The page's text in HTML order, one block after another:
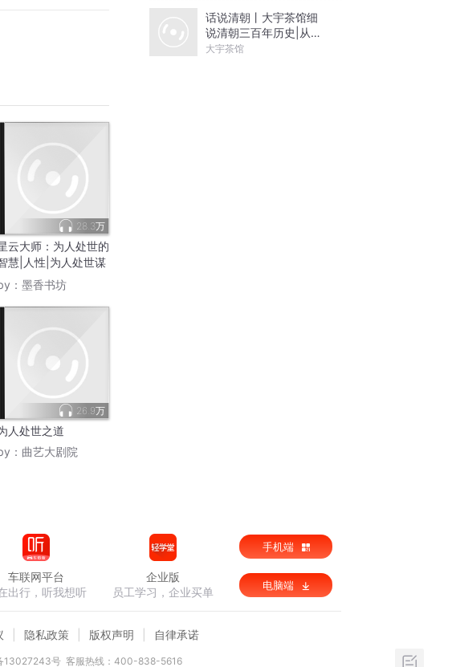
28.3万
云大师：为人处世的
慧|人性|为人处世谋
： 墨香书坊
26.9万
人处世之道
： 曲艺大剧院
话说清朝丨大宇茶馆细
说清朝三百年历史|从努
尔哈赤到末代皇帝溥仪|
大宇茶馆
车联网平台
出行，听我想听
企业版
员工学习，企业买单
手机端
电脑端
隐私政策 版权声明 自律承诺
13027243号 客服热线：400-838-5616